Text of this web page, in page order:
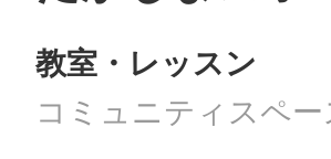
メール
教室・レッスン
コミュニティスペー
地